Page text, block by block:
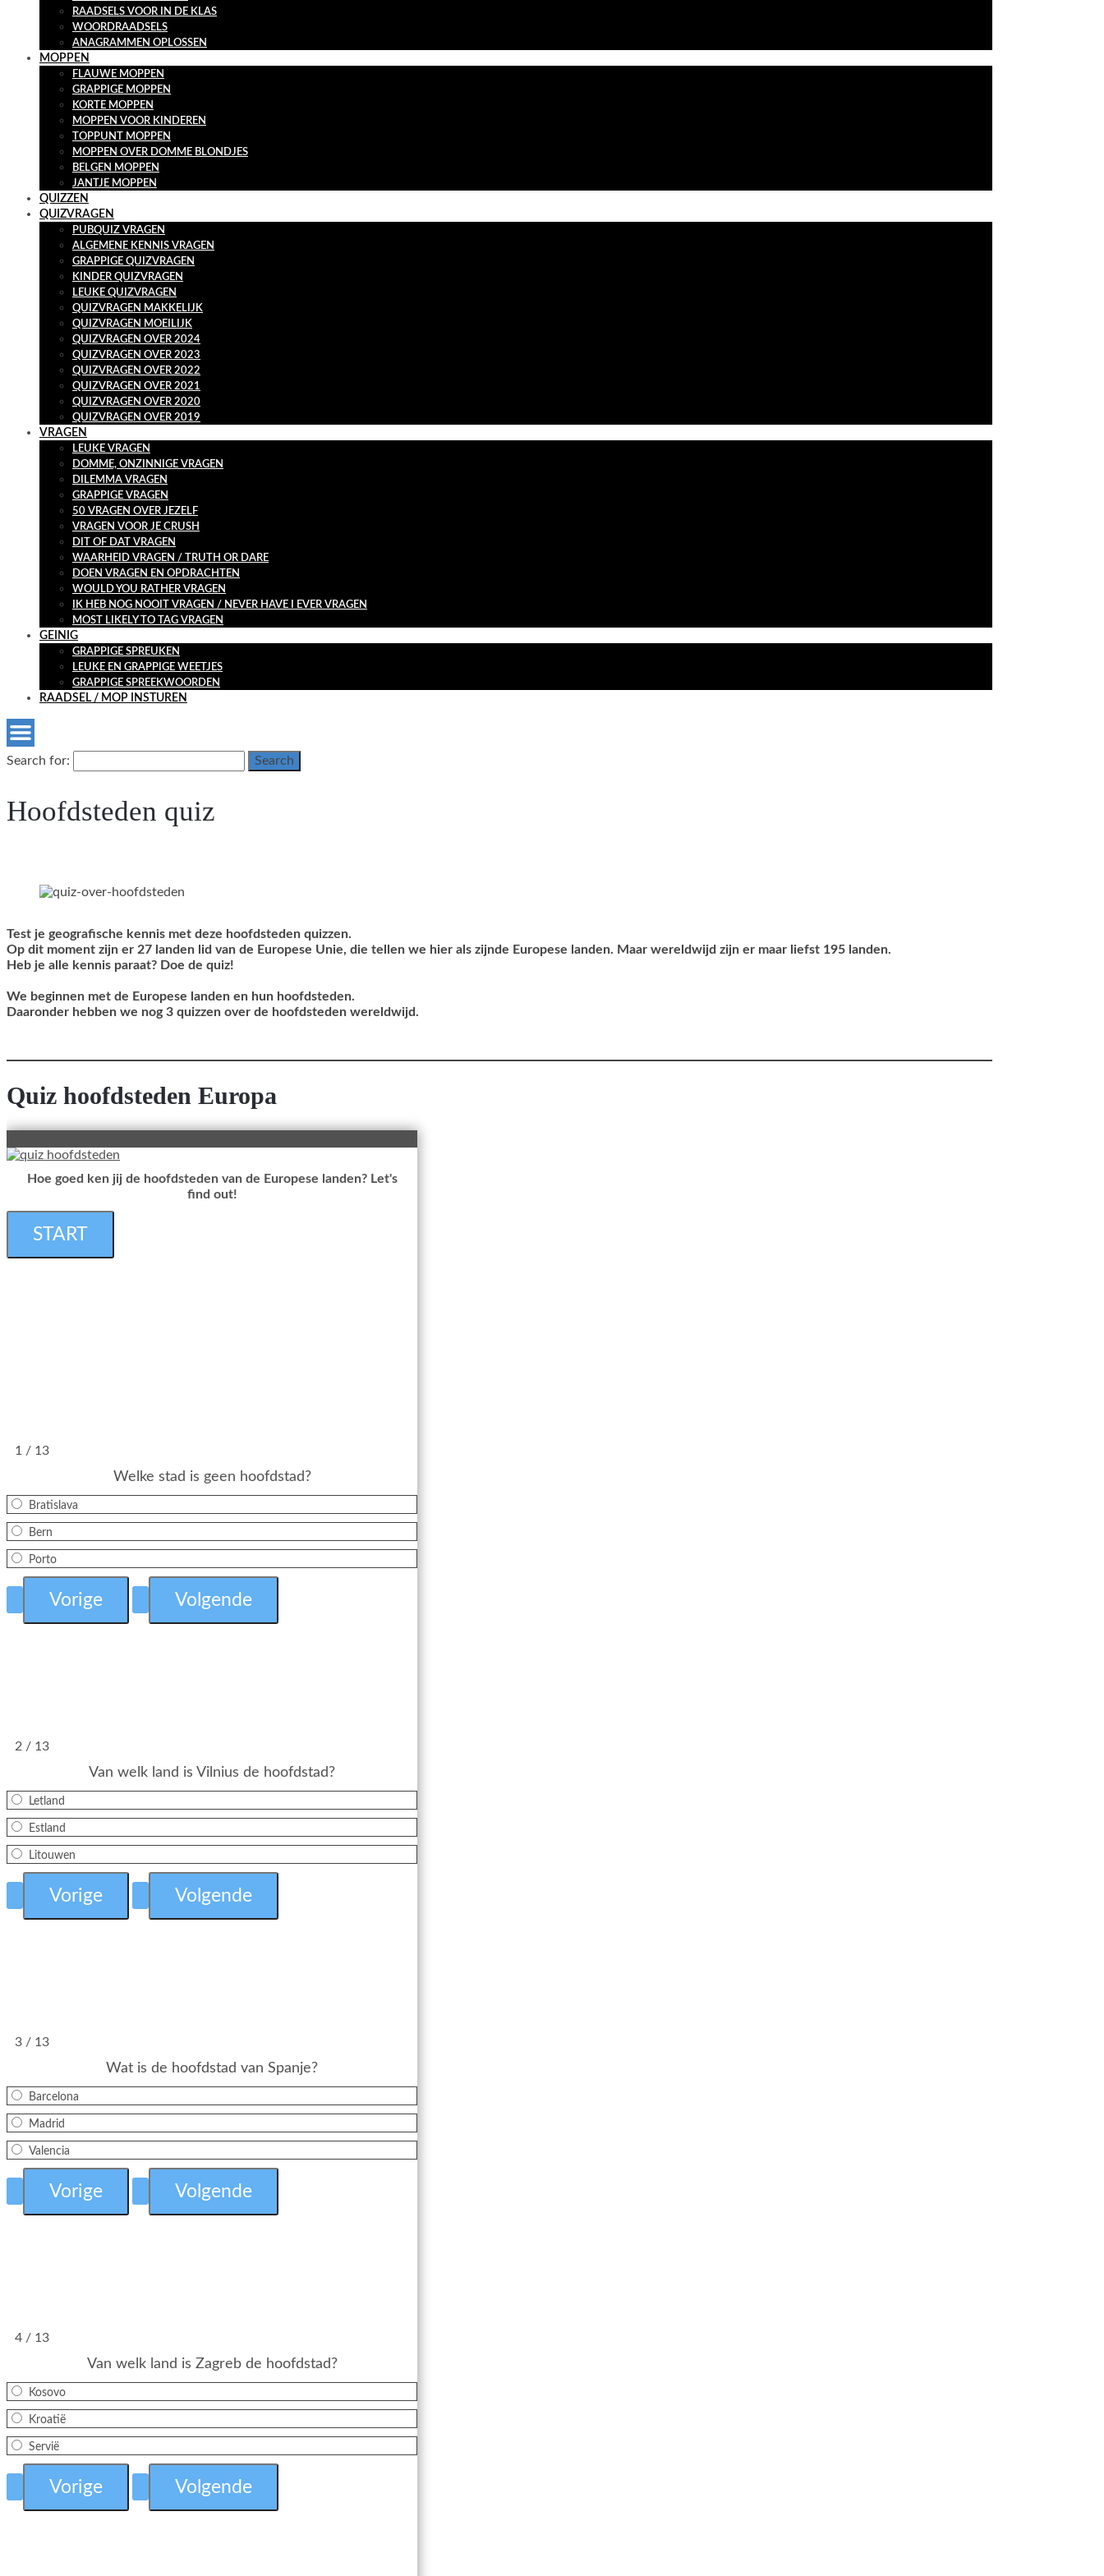
RAADSELS VOOR IN DE KLAS
WOORDRAADSELS
ANAGRAMMEN OPLOSSEN
MOPPEN
FLAUWE MOPPEN
GRAPPIGE MOPPEN
KORTE MOPPEN
MOPPEN VOOR KINDEREN
TOPPUNT MOPPEN
MOPPEN OVER DOMME BLONDJES
BELGEN MOPPEN
JANTJE MOPPEN
QUIZZEN
QUIZVRAGEN
PUBQUIZ VRAGEN
ALGEMENE KENNIS VRAGEN
GRAPPIGE QUIZVRAGEN
KINDER QUIZVRAGEN
LEUKE QUIZVRAGEN
QUIZVRAGEN MAKKELIJK
QUIZVRAGEN MOEILIJK
QUIZVRAGEN OVER 2024
QUIZVRAGEN OVER 2023
QUIZVRAGEN OVER 2022
QUIZVRAGEN OVER 2021
QUIZVRAGEN OVER 2020
QUIZVRAGEN OVER 2019
VRAGEN
LEUKE VRAGEN
DOMME, ONZINNIGE VRAGEN
DILEMMA VRAGEN
GRAPPIGE VRAGEN
50 VRAGEN OVER JEZELF
VRAGEN VOOR JE CRUSH
DIT OF DAT VRAGEN
WAARHEID VRAGEN / TRUTH OR DARE
DOEN VRAGEN EN OPDRACHTEN
WOULD YOU RATHER VRAGEN
IK HEB NOG NOOIT VRAGEN / NEVER HAVE I EVER VRAGEN
MOST LIKELY TO TAG VRAGEN
GEINIG
GRAPPIGE SPREUKEN
LEUKE EN GRAPPIGE WEETJES
GRAPPIGE SPREEKWOORDEN
RAADSEL / MOP INSTUREN
Search for: Search
Hoofdsteden quiz
Test je geografische kennis met deze hoofdsteden quizzen.
Op dit moment zijn er 27 landen lid van de Europese Unie, die tellen we hier als zijnde Europese landen. Maar wereldwijd zijn er maar liefst 195 landen.
Heb je alle kennis paraat? Doe de quiz!
We beginnen met de Europese landen en hun hoofdsteden.
Daaronder hebben we nog 3 quizzen over de hoofdsteden wereldwijd.
Quiz hoofdsteden Europa
Hoe goed ken jij de hoofdsteden van de Europese landen? Let's
find out!
1 / 13
Welke stad is geen hoofdstad?
Bratislava
Bern
Porto
2 / 13
Van welk land is Vilnius de hoofdstad?
Letland
Estland
Litouwen
3 / 13
Wat is de hoofdstad van Spanje?
Barcelona
Madrid
Valencia
4 / 13
Van welk land is Zagreb de hoofdstad?
Kosovo
Kroatië
Servië